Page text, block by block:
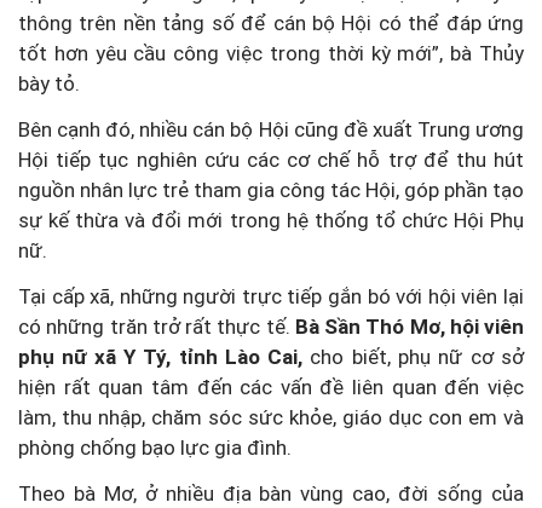
thông trên nền tảng số để cán bộ Hội có thể đáp ứng
tốt hơn yêu cầu công việc trong thời kỳ mới”, bà Thủy
bày tỏ.
Bên cạnh đó, nhiều cán bộ Hội cũng đề xuất Trung ương
Hội tiếp tục nghiên cứu các cơ chế hỗ trợ để thu hút
nguồn nhân lực trẻ tham gia công tác Hội, góp phần tạo
sự kế thừa và đổi mới trong hệ thống tổ chức Hội Phụ
nữ.
Tại cấp xã, những người trực tiếp gắn bó với hội viên lại
có những trăn trở rất thực tế. Bà Sần Thó Mơ, hội viên
phụ nữ xã Y Tý, tỉnh Lào Cai, cho biết, phụ nữ cơ sở
hiện rất quan tâm đến các vấn đề liên quan đến việc
làm, thu nhập, chăm sóc sức khỏe, giáo dục con em và
phòng chống bạo lực gia đình.
Theo bà Mơ, ở nhiều địa bàn vùng cao, đời sống của